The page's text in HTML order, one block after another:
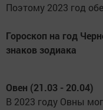
Поэтому 2023 год
Гороскоп на год
знаков зодиака
Овен (21.03 - 20.04)
В 2023 году Овны